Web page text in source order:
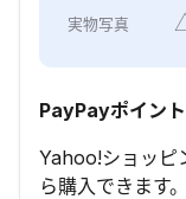
実物写真
PayPayポイン
Yahoo!ショッピ
ら購入できます